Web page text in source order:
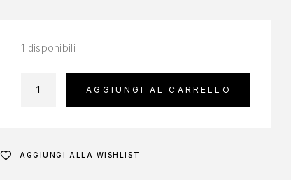
1 disponibili
AGGIUNGI AL CARRELLO
AGGIUNGI ALLA WISHLIST